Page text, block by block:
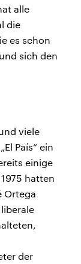
alle
die
es schon
sich den
viele
País“ ein
einige
hatten
Ortega
der